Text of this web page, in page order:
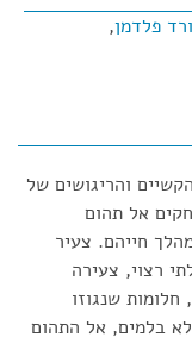
ורד פלדמן,
והריגושים של
אל תהום
חייהם. צעיר
רצוי, צעירה
שנגוזו
בלמים, אל התהום